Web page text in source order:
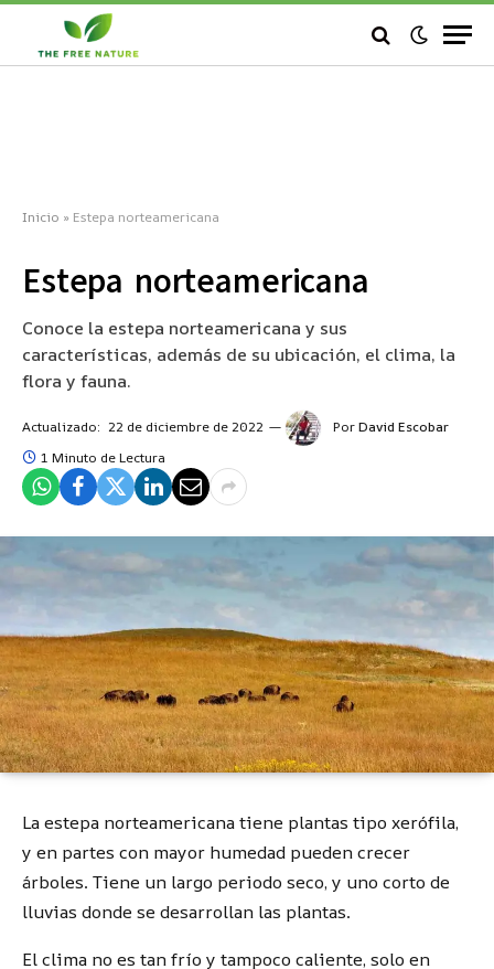
Inicio » Estepa norteamericana
Estepa norteamericana
Conoce la estepa norteamericana y sus
características, además de su ubicación, el clima, la
flora y fauna.
Actualizado: 22 de diciembre de 2022 PorDavid Escobar
1 Minuto de Lectura
La estepa norteamericana tiene plantas tipo xerófila,
y en partes con mayor humedad pueden crecer
árboles. Tiene un largo periodo seco, y uno corto de
lluvias donde se desarrollan las plantas.
El clima no es tan frío y tampoco caliente, solo en